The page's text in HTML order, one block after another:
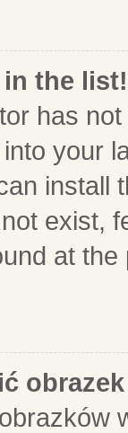
the list!
has
your
install
exist,
at